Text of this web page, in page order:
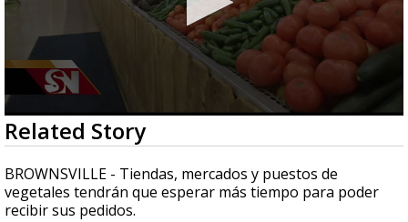
0
seconds
of
2
minutes,
46
seconds
Related Story
BROWNSVILLE - Tiendas, mercados y puestos de
vegetales tendrán que esperar más tiempo para poder
recibir sus pedidos.